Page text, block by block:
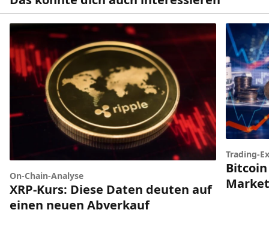
On-Chain-Analyse
XRP-Kurs: Diese Daten deuten auf
einen neuen Abverkauf
Trading-